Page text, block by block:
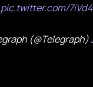
pic.twitter.com/
(@Telegraph)